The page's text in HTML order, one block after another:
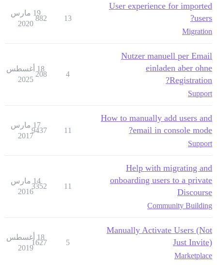
User experience for imported
users?
Migration
13
882
19 مارس
2020
Nutzer manuell per Email
einladen aber ohne
Registration?
Support
4
208
18 أغسطس
2025
How to manually add users and
email in console mode?
Support
11
9437
17 مارس
2017
Help with migrating and
onboarding users to a private
Discourse
Community Building
11
3352
14 مارس
2016
Manually Activate Users (Not
Just Invite)
Marketplace
5
1627
18 أغسطس
2019